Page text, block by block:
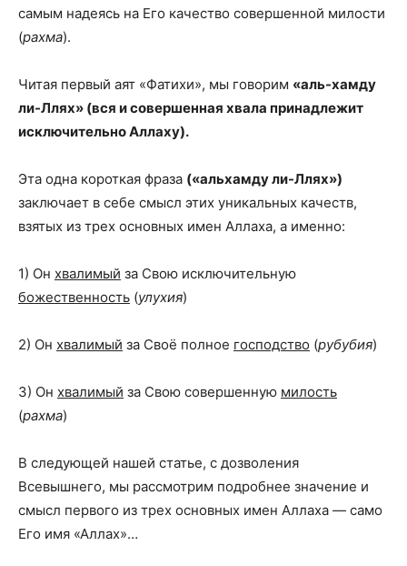
самым надеясь на Его качество совершенной милости
(рахма).
Читая первый аят «Фатихи», мы говорим «аль-хамду
ли-Ллях» (вся и совершенная хвала принадлежит
исключительно Аллаху).
Эта одна короткая фраза («альхамду ли-Ллях»)
заключает в себе смысл этих уникальных качеств,
взятых из трех основных имен Аллаха, а именно:
1) Он хвалимый за Свою исключительную
божественность (улухия)
2) Он хвалимый за Своё полное господство (рубубия)
3) Он хвалимый за Свою совершенную милость
(рахма)
В следующей нашей статье, с дозволения
Всевышнего, мы рассмотрим подробнее значение и
смысл первого из трех основных имен Аллаха — само
Его имя «Аллах»…